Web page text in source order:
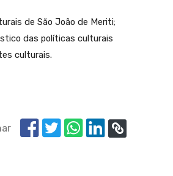
de São João de Meriti;
das políticas culturais
culturais.